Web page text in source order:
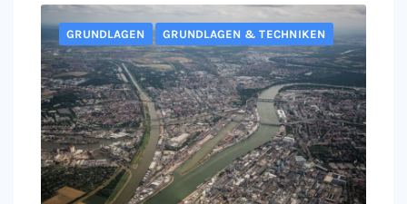
GRUNDLAGEN GRUNDLAGEN & TECHNIKEN